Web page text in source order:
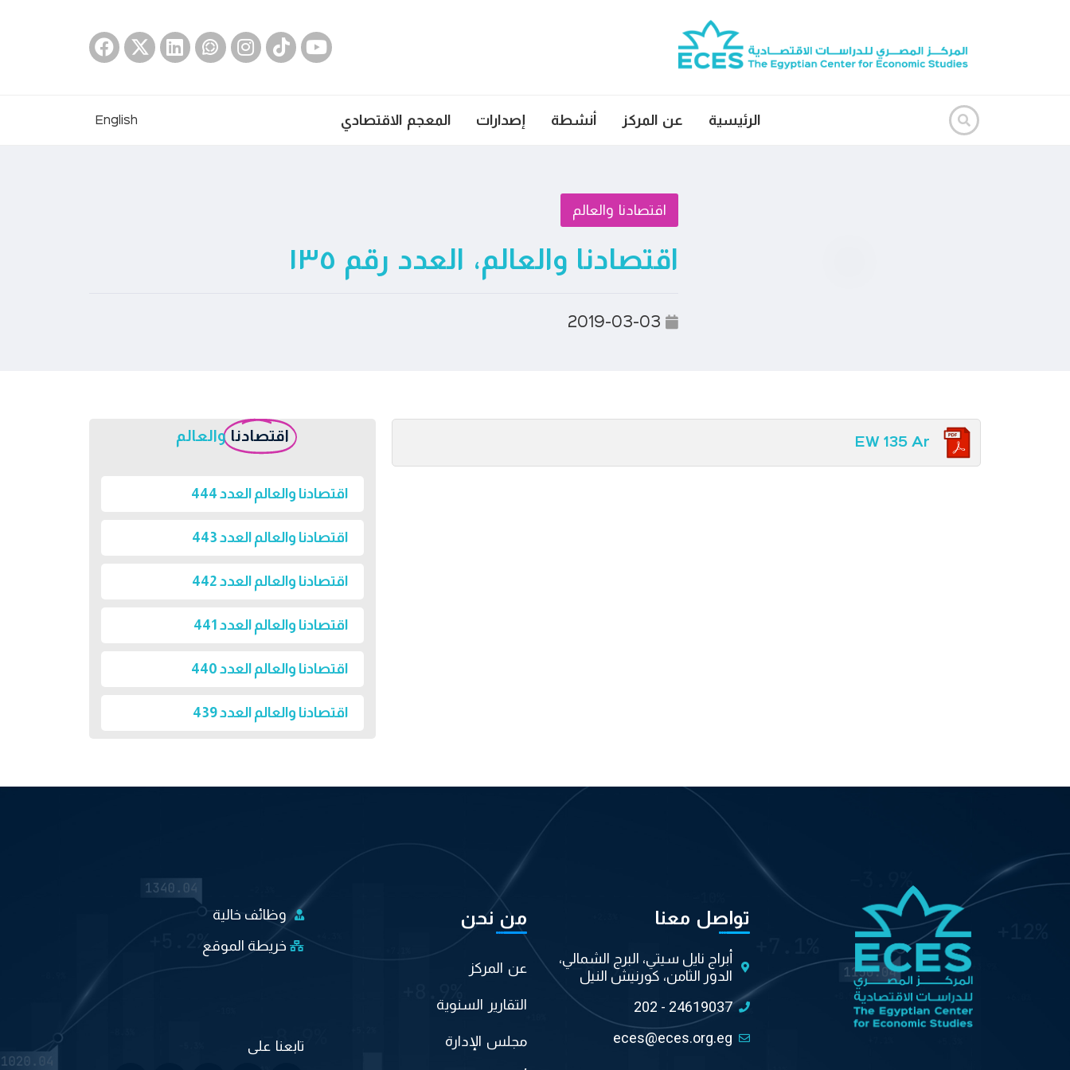
الرئيسية عن المركز أنشطة إصدارات المعجم الاقتصادي English
اقتصادنا والعالم
اقتصادنا والعالم، العدد رقم ١٣٥
2019-03-03
EW 135 Ar اقتصادنا والعالم
اقتصادنا والعالم العدد 444
اقتصادنا والعالم العدد 443
اقتصادنا والعالم العدد 442
اقتصادنا والعالم العدد 441
اقتصادنا والعالم العدد 440
اقتصادنا والعالم العدد 439
تواصل معنا
أبراج نايل سيتي، البرج الشمالي،
الدور الثامن، كورنيش النيل
202 - 24619037
eces@eces.org.eg
من نحن
عن المركز
التقارير السنوية
مجلس الإدارة
وظائف خالية
خريطة الموقع